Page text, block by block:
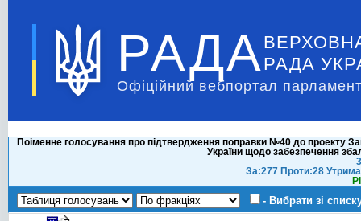
РАДА РАДА
Офіційний вебпортал
Поіменне голосування про підтвердження поправки №40 до проекту
України щодо забезпечення
За:277 Проти:28
- Вибрати зі